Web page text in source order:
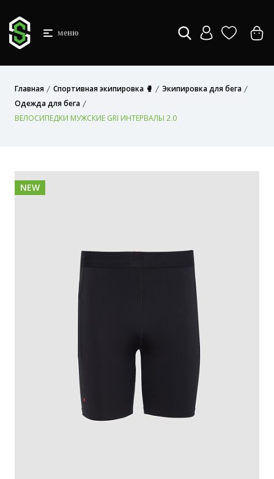
меню
Главная Спортивная экипировка 🥊
Экипировка для бега
Одежда для бега
ВЕЛОСИПЕДКИ МУЖСКИЕ GRI ИНТЕРВАЛЫ 2.0
NEW